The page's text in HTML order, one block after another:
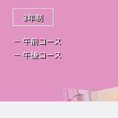
3年制
－ 午前コース
－ 午後コース